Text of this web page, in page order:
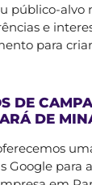
público-alvo
e
para
DE
DE
Google para